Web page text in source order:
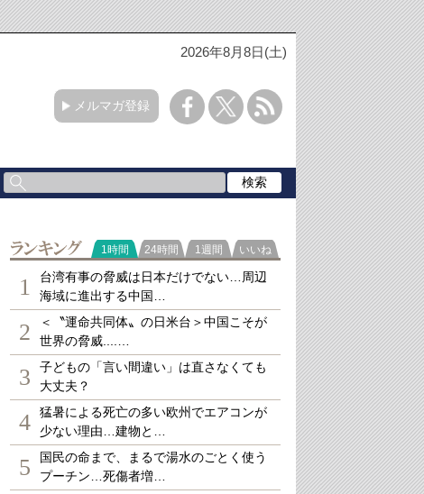
2026年8月8日(土)
メルマガ登録
ランキング
1時間 24時間 1週間 いいね
1
台湾有事の脅威は日本だけでない…周辺
海域に進出する中国…
2
＜〝運命共同体〟の日米台＞中国こそが
世界の脅威....…
3
子どもの「言い間違い」は直さなくても
大丈夫？
4
猛暑による死亡の多い欧州でエアコンが
少ない理由…建物と…
5
国民の命まで、まるで湯水のごとく使う
プーチン…死傷者増…